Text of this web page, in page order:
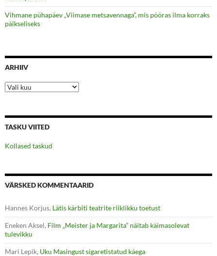
Vihmane pühapäev „Viimase metsavennaga”, mis pööras ilma korraks
päikseliseks
ARHIIV
Arhiiv
TASKU VIITED
Kollased taskud
VÄRSKED KOMMENTAARID
Hannes Korjus, Lätis kärbiti teatrite riiklikku toetust
Eneken Aksel, Film „Meister ja Margarita” näitab käimasolevat
tulevikku
Mari Lepik, Uku Masingust sigaretistatud käega